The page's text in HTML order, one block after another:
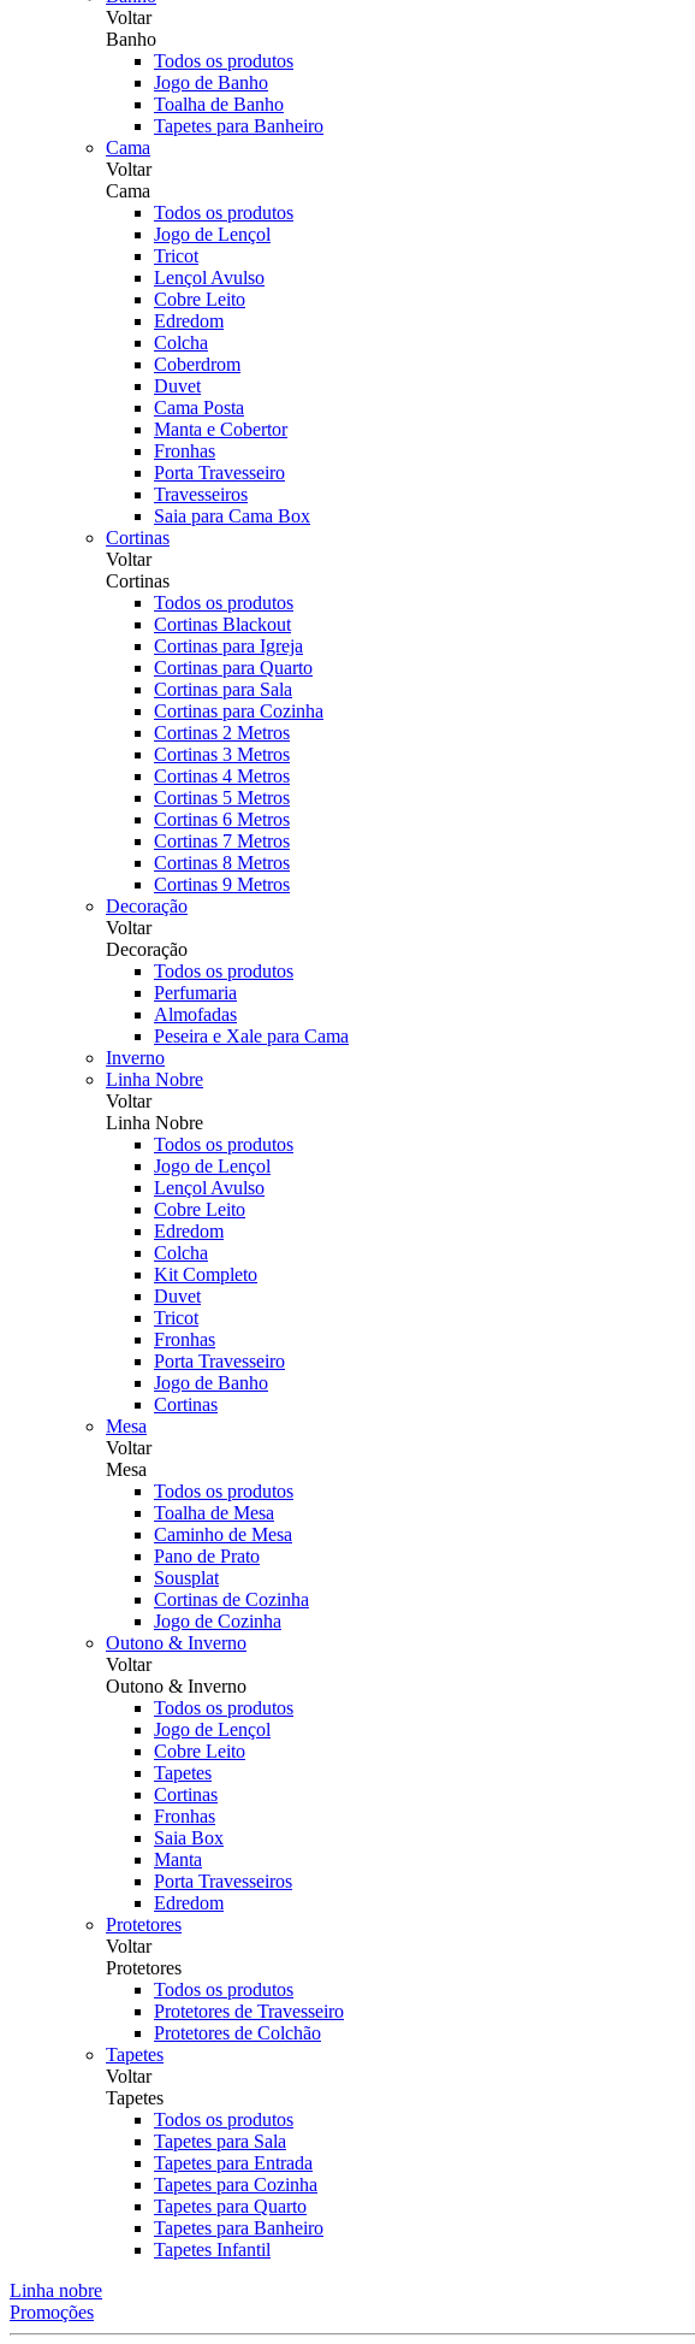
Voltar
Banho
Todos os produtos
Jogo de Banho
Toalha de Banho
Tapetes para Banheiro
Cama
Voltar
Cama
Todos os produtos
Jogo de Lençol
Tricot
Lençol Avulso
Cobre Leito
Edredom
Colcha
Coberdrom
Duvet
Cama Posta
Manta e Cobertor
Fronhas
Porta Travesseiro
Travesseiros
Saia para Cama Box
Cortinas
Voltar
Cortinas
Todos os produtos
Cortinas Blackout
Cortinas para Igreja
Cortinas para Quarto
Cortinas para Sala
Cortinas para Cozinha
Cortinas 2 Metros
Cortinas 3 Metros
Cortinas 4 Metros
Cortinas 5 Metros
Cortinas 6 Metros
Cortinas 7 Metros
Cortinas 8 Metros
Cortinas 9 Metros
Decoração
Voltar
Decoração
Todos os produtos
Perfumaria
Almofadas
Peseira e Xale para Cama
Inverno
Linha Nobre
Voltar
Linha Nobre
Todos os produtos
Jogo de Lençol
Lençol Avulso
Cobre Leito
Edredom
Colcha
Kit Completo
Duvet
Tricot
Fronhas
Porta Travesseiro
Jogo de Banho
Cortinas
Mesa
Voltar
Mesa
Todos os produtos
Toalha de Mesa
Caminho de Mesa
Pano de Prato
Sousplat
Cortinas de Cozinha
Jogo de Cozinha
Outono & Inverno
Voltar
Outono & Inverno
Todos os produtos
Jogo de Lençol
Cobre Leito
Tapetes
Cortinas
Fronhas
Saia Box
Manta
Porta Travesseiros
Edredom
Protetores
Voltar
Protetores
Todos os produtos
Protetores de Travesseiro
Protetores de Colchão
Tapetes
Voltar
Tapetes
Todos os produtos
Tapetes para Sala
Tapetes para Entrada
Tapetes para Cozinha
Tapetes para Quarto
Tapetes para Banheiro
Tapetes Infantil
Linha nobre
Promoções